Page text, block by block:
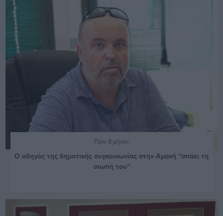
Πριν 8 μήνες
Ο οδηγός της δημοτικής συγκοινωνίας στην Αμανή “σπάει τη
σιωπή του”